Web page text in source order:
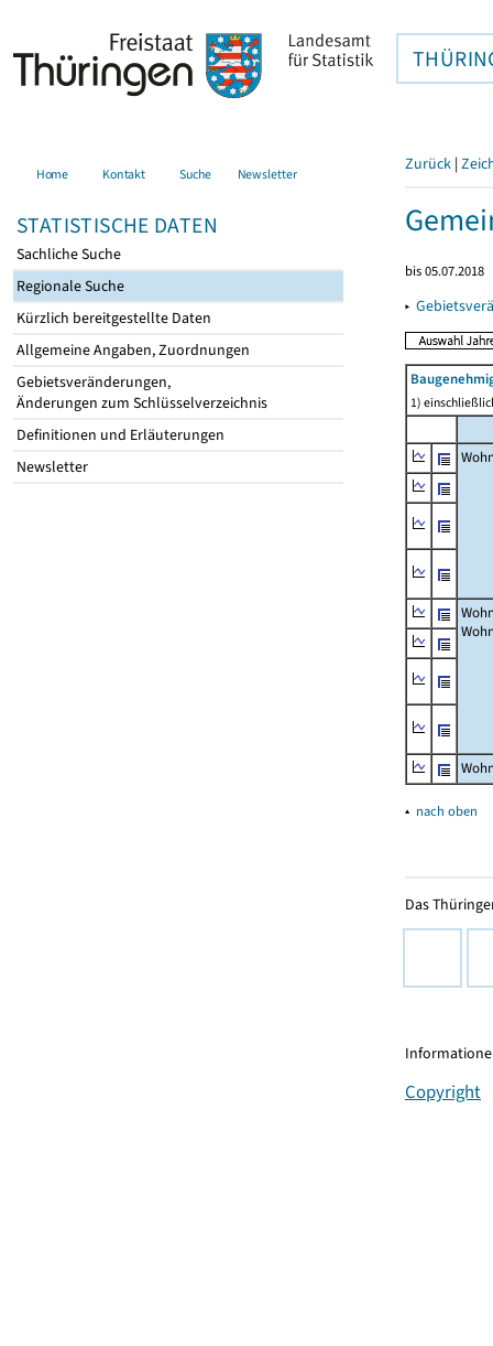
Home Kontakt Suche Newsletter
STATISTISCHE DATEN
Sachliche Suche
Regionale Suche
Kürzlich bereitgestellte Daten
Allgemeine Angaben, Zuordnungen
Gebietsveränderungen,
Änderungen zum Schlüsselverzeichnis
Definitionen und Erläuterungen
Newsletter
Zurück |
bis 05.07.2018
▸
1)
▴ nach oben
Das
Copyright